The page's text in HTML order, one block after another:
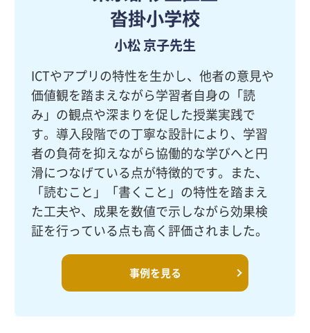
沓掛小学校
小松 京子先生
ICTやアプリの特性を生かし、他者の意見や
価値観を踏まえながら学習者自身の「読
み」の観点や深まりを促した授業実践で
す。導入段階での丁寧な設計により、学習
者の負荷を抑えながら協働的な学びへと円
滑につなげている点が特徴的です。また、
「読むこと」「書くこと」の特性を踏まえ
た工夫や、成果を数値で示しながら効果検
証を行っている点も高く評価されました。
事例を見る